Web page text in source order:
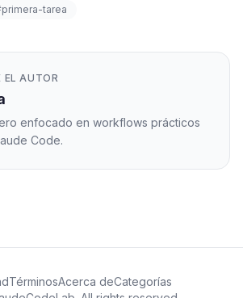
tarea
EL AUTOR
enfocado en workflows prácticos
Code.
TérminosAcerca deCategorías